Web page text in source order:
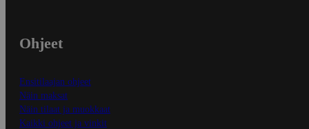
Ohjeet
Ensitilaajan ohjeet
Näin maksat
Näin tilaat ja muokkaat
Kaikki ohjeet ja vinkit